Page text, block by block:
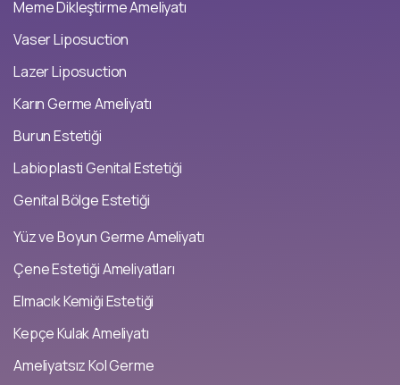
Meme Dikleştirme Ameliyatı
Vaser Liposuction
Lazer Liposuction
Karın Germe Ameliyatı
Burun Estetiği
Labioplasti Genital Estetiği
Genital Bölge Estetiği
Yüz ve Boyun Germe Ameliyatı
Çene Estetiği Ameliyatları
Elmacık Kemiği Estetiği
Kepçe Kulak Ameliyatı
Ameliyatsız Kol Germe